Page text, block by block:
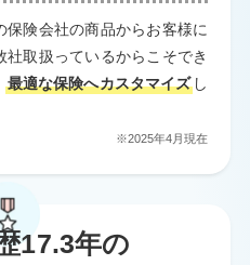
険会社の商品からお客様に
取扱っているからこそでき
最適な保険へカスタマイズ し
※2025年4月現在
17.3年の